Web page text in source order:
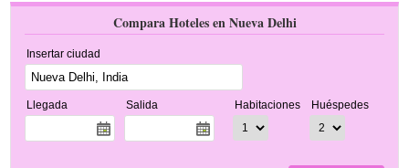
Compara Hoteles en Nueva Delhi
Insertar ciudad
Llegada Salida Habitaciones Huéspedes